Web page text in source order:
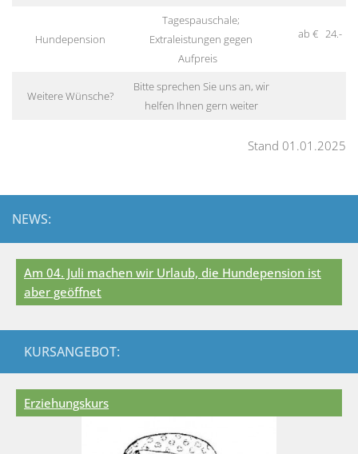
Hundepension
Tagespauschale;
Extraleistungen gegen
Aufpreis
ab € 24.-
Weitere Wünsche?
Bitte sprechen Sie uns an, wir
helfen Ihnen gern weiter
Stand 01.01.2025
NEWS:
Am 04. Juli machen wir Urlaub, die Hundepension ist
aber geöffnet
KURSANGEBOT:
Erziehungskurs